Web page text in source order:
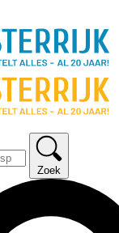
Zoek